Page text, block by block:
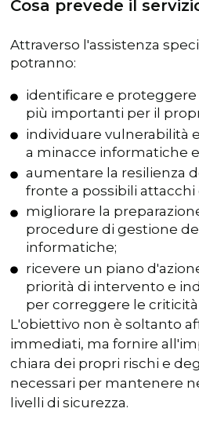
Cosa prevede il
Attraverso l'assistenza
potranno:
identificare e
più importanti per il
individuare vulnerabilità
a minacce informatiche
aumentare la resilienza
fronte a possibili attacchi
migliorare la
procedure di gestione
informatiche;
ricevere un piano
priorità di intervento e
per correggere le
L'obiettivo non è soltanto
immediati, ma fornire
chiara dei propri rischi e
necessari per mantenere
livelli di sicurezza.